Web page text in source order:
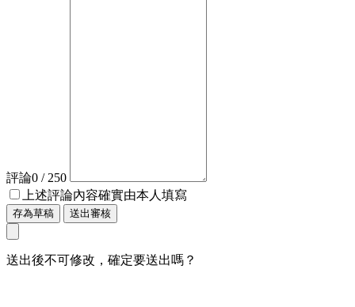
評論0 / 250
上述評論內容確實由本人填寫
存為草稿 送出審核
送出後不可修改，確定要送出嗎？